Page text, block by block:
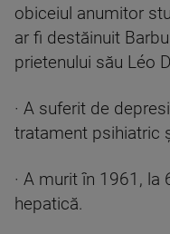
obiceiul anumitor
ar fi destăinuit
prietenului său Léo
· A suferit de
tratament psihiatric
· A murit în 1961,
hepatică.